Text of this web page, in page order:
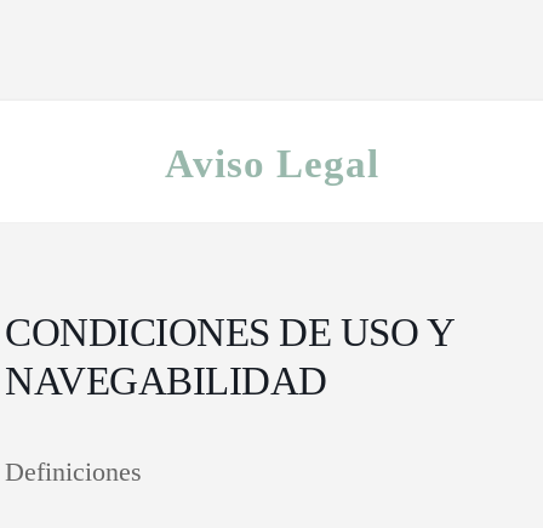
Aviso Legal
CONDICIONES DE USO Y
NAVEGABILIDAD
Definiciones